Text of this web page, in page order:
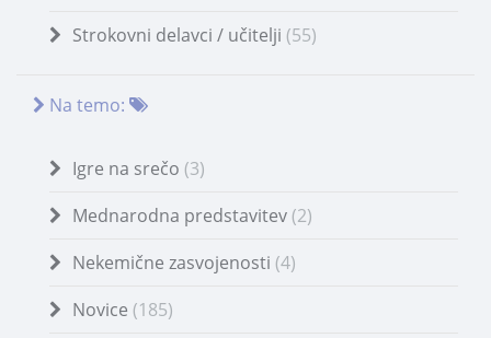
Strokovni delavci / učitelji (55)
Na temo:
Igre na srečo (3)
Mednarodna predstavitev (2)
Nekemične zasvojenosti (4)
Novice (185)